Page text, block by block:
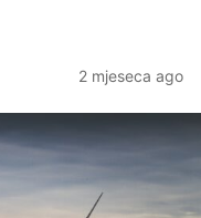
2 mjeseca ago